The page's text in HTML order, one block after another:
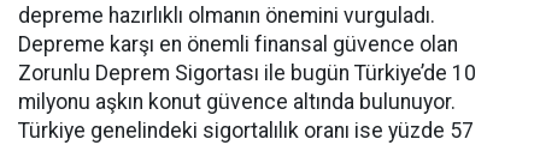
depreme hazırlıklı olmanın önemini vurguladı.
Depreme karşı en önemli finansal güvence olan
Zorunlu Deprem Sigortası ile bugün Türkiye’de 10
milyonu aşkın konut güvence altında bulunuyor.
Türkiye genelindeki sigortalılık oranı ise yüzde 57